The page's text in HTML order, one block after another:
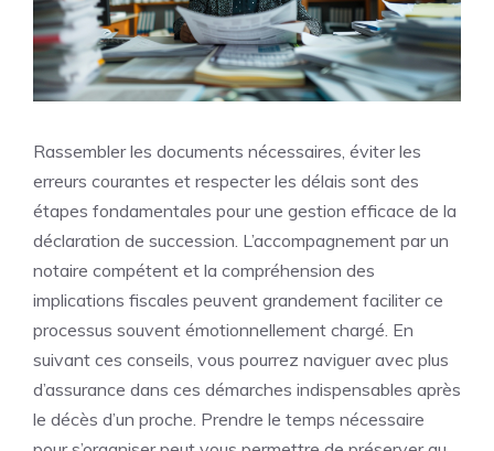
Rassembler les documents nécessaires, éviter les
erreurs courantes et respecter les délais sont des
étapes fondamentales pour une gestion efficace de la
déclaration de succession. L’accompagnement par un
notaire compétent et la compréhension des
implications fiscales peuvent grandement faciliter ce
processus souvent émotionnellement chargé. En
suivant ces conseils, vous pourrez naviguer avec plus
d’assurance dans ces démarches indispensables après
le décès d’un proche. Prendre le temps nécessaire